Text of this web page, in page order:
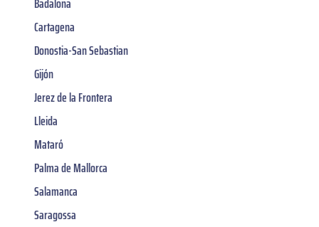
Cartagena
Donostia-San Sebastian
Gijón
Jerez de la Frontera
Lleida
Mataró
Palma de Mallorca
Salamanca
Saragossa